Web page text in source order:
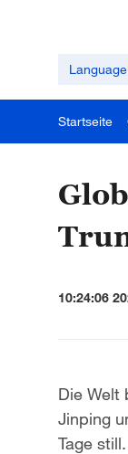
Language
Startseite
10:24:06
Die Welt
Jinping
Tage still.